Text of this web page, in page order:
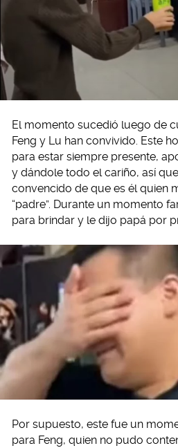
El momento sucedió luego de
Feng y Lu han convivido. Este
para estar siempre presente,
y dándole todo el cariño, así
convencido de que es él quien
“padre”. Durante un momento
para brindar y le dijo papá por
Por supuesto, este fue un
para Feng, quien no pudo